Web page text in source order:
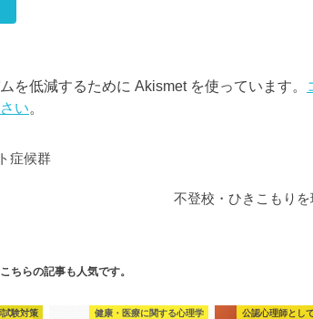
を低減するために Akismet を使っています。
い
症候群
不登校・ひきこもり
こちらの記事も人気です。
験対策 健康・医療に関する心理学 公認心理師とし